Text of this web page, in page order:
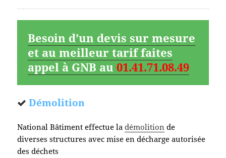
Besoin d’un devis sur mesure
et au meilleur tarif faites
appel à GNB au01.41.71.08.49
Démolition
National Bâtiment effectue ladémolition de
diverses structures avec mise en décharge autorisée
des déchets